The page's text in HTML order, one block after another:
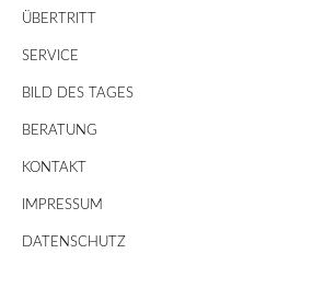
ÜBERTRITT
SERVICE
BILD DES TAGES
BERATUNG
KONTAKT
IMPRESSUM
DATENSCHUTZ